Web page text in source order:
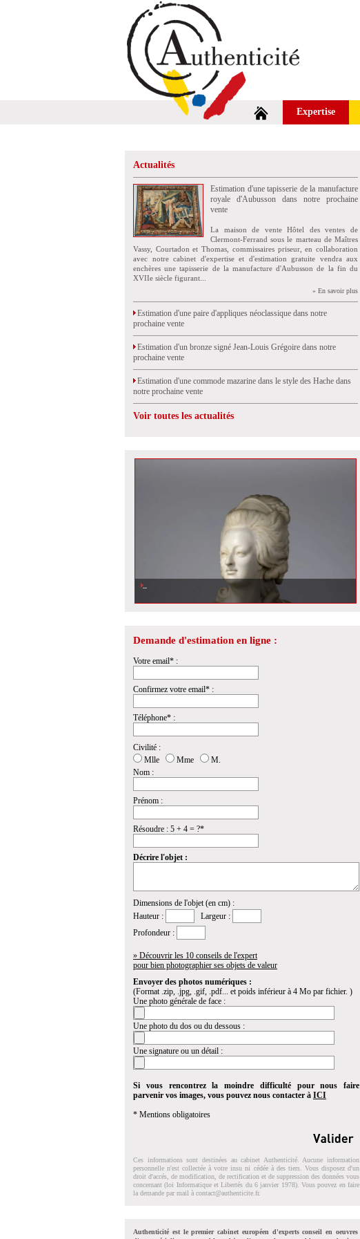
Expertise
Actualités
Estimation d'une tapisserie de la manufacture
royale d'Aubusson dans notre prochaine
vente
La maison de vente Hôtel des ventes de
Clermont-Ferrand sous le marteau de Maîtres
Vassy, Courtadon et Thomas, commissaires priseur, en collaboration
avec notre cabinet d'expertise et d'estimation gratuite vendra aux
enchères une tapisserie de la manufacture d'Aubusson de la fin du
XVIIe siècle figurant...
» En savoir plus
Estimation d'une paire d'appliques néoclassique dans notre
prochaine vente
Estimation d'un bronze signé Jean-Louis Grégoire dans notre
prochaine vente
Estimation d'une commode mazarine dans le style des Hache dans
notre prochaine vente
Voir toutes les actualités
Demande d'estimation en ligne :
Votre email* :
Confirmez votre email* :
Téléphone* :
Civilité :
Mlle
Mme
M.
Nom :
Prénom :
Résoudre : 5 + 4 = ?*
Décrire l'objet :
Dimensions de l'objet (en cm) :
Hauteur :
Largeur :
Profondeur :
» Découvrir les 10 conseils de l'expert
pour bien photographier ses objets de valeur
Envoyer des photos numériques :
(Format .zip, .jpg, .gif, .pdf... et poids inférieur à 4 Mo par fichier. )
Une photo générale de face :
Une photo du dos ou du dessous :
Une signature ou un détail :
Si vous rencontrez la moindre difficulté pour nous faire
parvenir vos images, vous pouvez nous contacter à ICI
* Mentions obligatoires
Ces informations sont destinées au cabinet Authenticité. Aucune information
personnelle n'est collectée à votre insu ni cédée à des tiers. Vous disposez d'un
droit d'accés, de modification, de rectification et de suppression des données vous
concernant (loi Informatique et Libertés du 6 janvier 1978). Vous pouvez en faire
la demande par mail à contact@authenticite.fr.
Authenticité est le premier cabinet européen d'experts conseil en oeuvres